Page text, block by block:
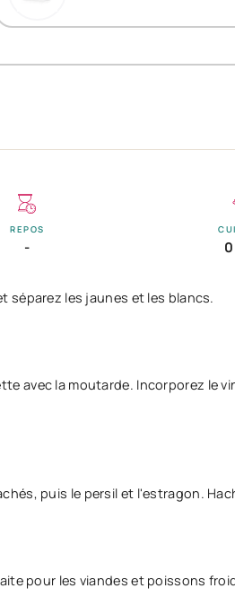
REPOS
-
séparez les jaunes et les blancs.
avec la moutarde. Incorporez le
puis le persil et l'estragon.
pour les viandes et poissons